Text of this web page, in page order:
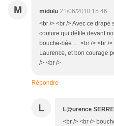
M midolu 21/06/2010 15:46
<br /> <br /> Avec ce drapé
couture qui défile devant
bouche-bée ... <br /> <br /
Laurence, et bon courage
/> <br />
Répondre
L L@urence SERRE
<br /> <br />